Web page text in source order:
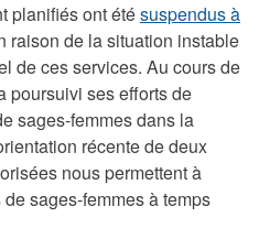
planifiés ont étésuspendus à
raison de la situation instable
de ces services. Au cours de
poursuivi ses efforts de
sages-femmes dans la
récente de deux
nous permettent à
sages-femmes à temps